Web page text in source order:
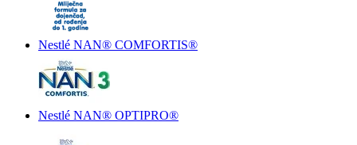
Nestlé NAN® COMFORTIS®
Nestlé NAN® OPTIPRO®